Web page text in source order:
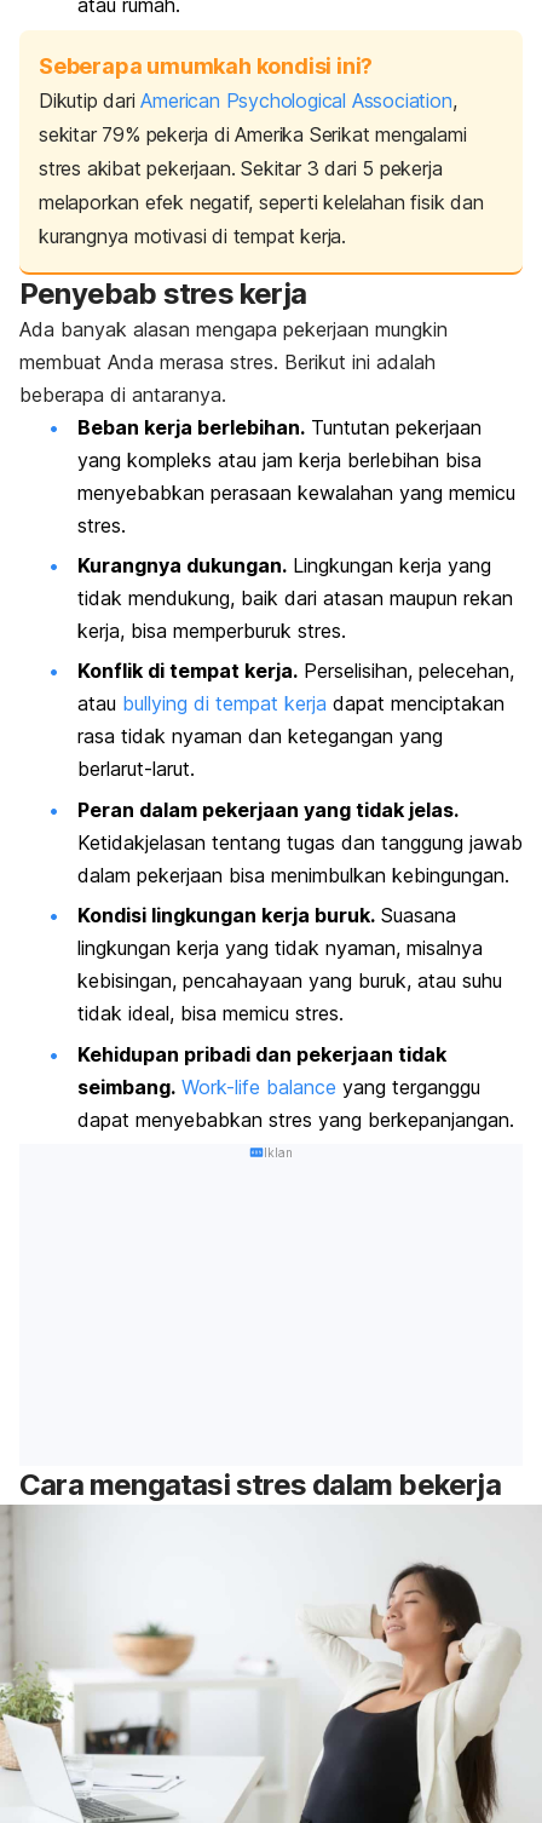
atau rumah.
Seberapa umumkah kondisi ini?
Dikutip dariAmerican Psychological Association,
sekitar 79% pekerja di Amerika Serikat mengalami
stres akibat pekerjaan. Sekitar 3 dari 5 pekerja
melaporkan efek negatif, seperti kelelahan fisik dan
kurangnya motivasi di tempat kerja.
Penyebab stres kerja
Ada banyak alasan mengapa pekerjaan mungkin
membuat Anda merasa stres. Berikut ini adalah
beberapa di antaranya.
Beban kerja berlebihan. Tuntutan pekerjaan
yang kompleks atau jam kerja berlebihan bisa
menyebabkan perasaan kewalahan yang memicu
stres.
Kurangnya dukungan. Lingkungan kerja yang
tidak mendukung, baik dari atasan maupun rekan
kerja, bisa memperburuk stres.
Konflik di tempat kerja. Perselisihan, pelecehan,
atau bullying di tempat kerja dapat menciptakan
rasa tidak nyaman dan ketegangan yang
berlarut-larut.
Peran dalam pekerjaan yang tidak jelas.
Ketidakjelasan tentang tugas dan tanggung jawab
dalam pekerjaan bisa menimbulkan kebingungan.
Kondisi lingkungan kerja buruk. Suasana
lingkungan kerja yang tidak nyaman, misalnya
kebisingan, pencahayaan yang buruk, atau suhu
tidak ideal, bisa memicu stres.
Kehidupan pribadi dan pekerjaan tidak
seimbang. Work-life balance yang terganggu
dapat menyebabkan stres yang berkepanjangan.
Iklan
Cara mengatasi stres dalam bekerja